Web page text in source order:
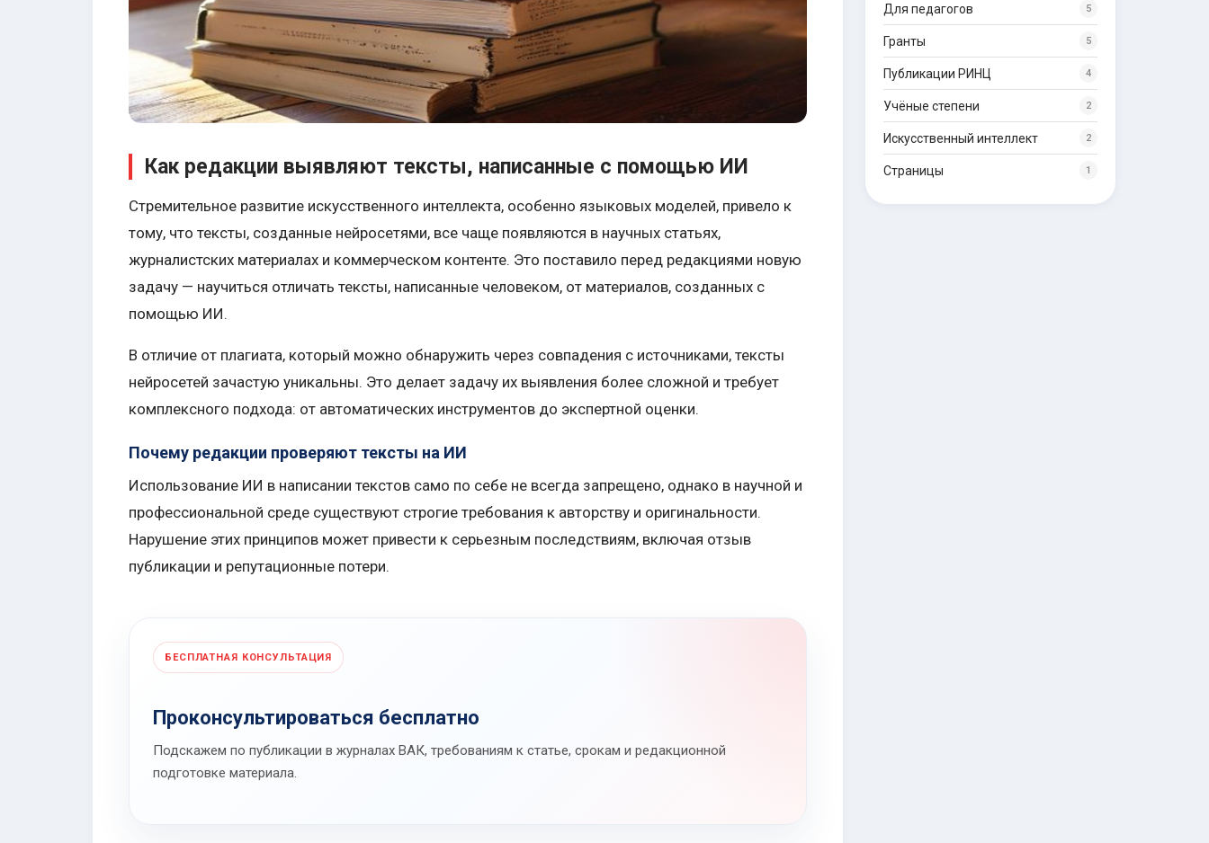
Как редакции выявляют тексты, написанные с помощью ИИ
Стремительное развитие искусственного интеллекта, особенно языковых моделей, привело к
тому, что тексты, созданные нейросетями, все чаще появляются в научных статьях,
журналистских материалах и коммерческом контенте. Это поставило перед редакциями новую
задачу — научиться отличать тексты, написанные человеком, от материалов, созданных с
помощью ИИ.
В отличие от плагиата, который можно обнаружить через совпадения с источниками, тексты
нейросетей зачастую уникальны. Это делает задачу их выявления более сложной и требует
комплексного подхода: от автоматических инструментов до экспертной оценки.
Почему редакции проверяют тексты на ИИ
Использование ИИ в написании текстов само по себе не всегда запрещено, однако в научной и
профессиональной среде существуют строгие требования к авторству и оригинальности.
Нарушение этих принципов может привести к серьезным последствиям, включая отзыв
публикации и репутационные потери.
БЕСПЛАТНАЯ КОНСУЛЬТАЦИЯ
Проконсультироваться бесплатно
Подскажем по публикации в журналах ВАК, требованиям к статье, срокам и редакционной
подготовке материала.
Для педагогов 5
Гранты 5
Публикации РИНЦ 4
Учёные степени 2
Искусственный интеллект 2
Страницы 1